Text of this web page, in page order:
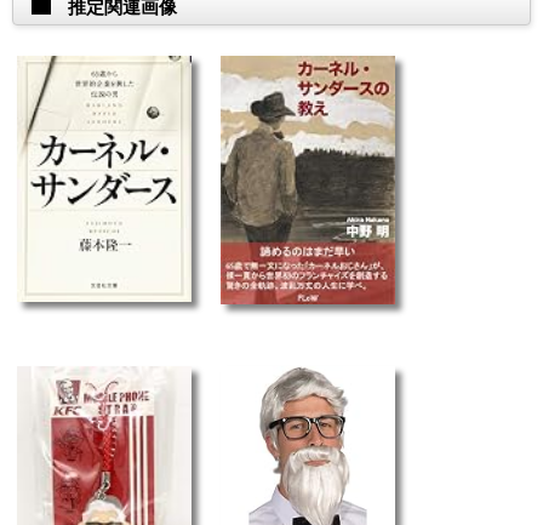
推定関連画像